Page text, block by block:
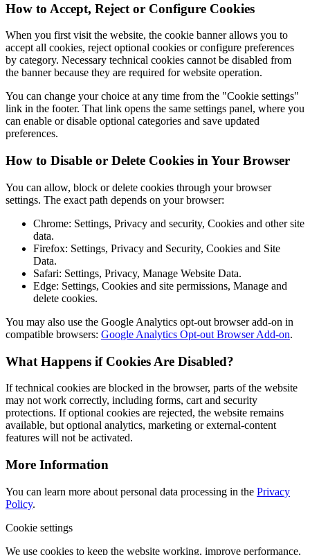
How to Accept, Reject or Configure Cookies
When you first visit the website, the cookie banner allows you to
accept all cookies, reject optional cookies or configure preferences
by category. Necessary technical cookies cannot be disabled from
the banner because they are required for website operation.
You can change your choice at any time from the "Cookie settings"
link in the footer. That link opens the same settings panel, where you
can enable or disable optional categories and save updated
preferences.
How to Disable or Delete Cookies in Your Browser
You can allow, block or delete cookies through your browser
settings. The exact path depends on your browser:
Chrome: Settings, Privacy and security, Cookies and other site
data.
Firefox: Settings, Privacy and Security, Cookies and Site
Data.
Safari: Settings, Privacy, Manage Website Data.
Edge: Settings, Cookies and site permissions, Manage and
delete cookies.
You may also use the Google Analytics opt-out browser add-on in
compatible browsers: Google Analytics Opt-out Browser Add-on.
What Happens if Cookies Are Disabled?
If technical cookies are blocked in the browser, parts of the website
may not work correctly, including forms, cart and security
protections. If optional cookies are rejected, the website remains
available, but optional analytics, marketing or external-content
features will not be activated.
More Information
You can learn more about personal data processing in the Privacy
Policy.
Cookie settings
We use cookies to keep the website working, improve performance,